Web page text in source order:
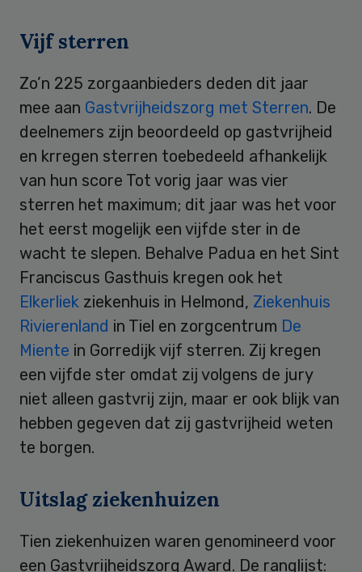
Vijf sterren
Zo’n 225 zorgaanbieders deden dit jaar
mee aan Gastvrijheidszorg met Sterren. De
deelnemers zijn beoordeeld op gastvrijheid
en krregen sterren toebedeeld afhankelijk
van hun score Tot vorig jaar was vier
sterren het maximum; dit jaar was het voor
het eerst mogelijk een vijfde ster in de
wacht te slepen. Behalve Padua en het Sint
Franciscus Gasthuis kregen ook het
Elkerliek ziekenhuis in Helmond, Ziekenhuis
Rivierenland in Tiel en zorgcentrum De
Miente in Gorredijk vijf sterren. Zij kregen
een vijfde ster omdat zij volgens de jury
niet alleen gastvrij zijn, maar er ook blijk van
hebben gegeven dat zij gastvrijheid weten
te borgen.
Uitslag ziekenhuizen
Tien ziekenhuizen waren genomineerd voor
een Gastvrijheidszorg Award. De ranglijst: